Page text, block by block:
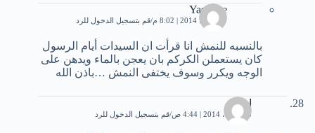
Yasmine
7 مارس، 2014 | 8:02 م قم بتسجيل الدخول للرد
بالنسبه للنمش انا قرأت ان السيدات أيام الرسول
كان يستعملن الكركم بان يعجن بالماء ويدهن على
الوجه ويكرر وسوف يختفى النمش …باذن الله
امل
13 أبريل، 2014 | 4:44 ص قم بتسجيل الدخول للرد